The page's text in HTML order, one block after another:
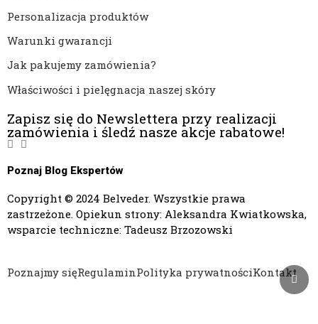
Personalizacja produktów
Warunki gwarancji
Jak pakujemy zamówienia?
Właściwości i pielęgnacja naszej skóry
Zapisz się do Newslettera przy realizacji
zamówienia i śledź nasze akcje rabatowe!
Poznaj Blog Ekspertów
Copyright © 2024 Belveder. Wszystkie prawa
zastrzeżone. Opiekun strony: Aleksandra Kwiatkowska,
wsparcie techniczne: Tadeusz Brzozowski
Poznajmy sięRegulaminPolityka prywatnościKontakt